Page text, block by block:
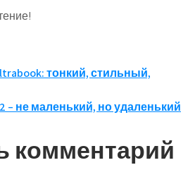
тонкий, стильный,
– не маленький, но удаленький
комментарий